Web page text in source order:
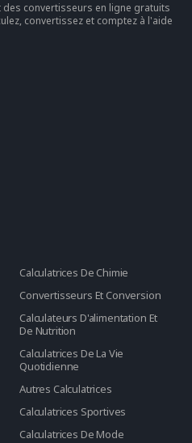
convertisseurs en ligne gratuits
convertissez et comptez à l'aide
Calculatrices De Chimie
Convertisseurs Et Conversion
Calculateurs D'alimentation Et
De Nutrition
Calculatrices De La Vie
Quotidienne
Autres Calculatrices
Calculatrices Sportives
Calculatrices De Mode